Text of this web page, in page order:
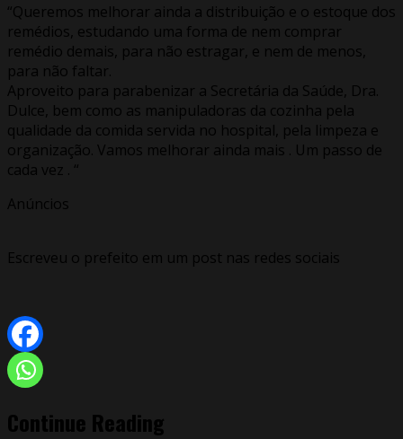
“Queremos melhorar ainda a distribuição e o estoque dos
remédios, estudando uma forma de nem comprar
remédio demais, para não estragar, e nem de menos,
para não faltar.
Aproveito para parabenizar a Secretária da Saúde, Dra.
Dulce, bem como as manipuladoras da cozinha pela
qualidade da comida servida no hospital, pela limpeza e
organização. Vamos melhorar ainda mais . Um passo de
cada vez . “
Anúncios
Escreveu o prefeito em um post nas redes sociais
Continue Reading